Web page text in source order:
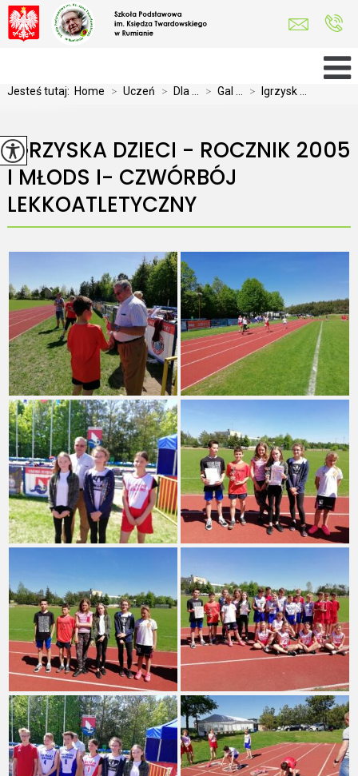
Jesteś tutaj: Home > Uczeń > Dla ... > Gal ... > Igrzysk ...
IGRZYSKA DZIECI - ROCZNIK 2005
I MŁODS I- CZWÓRBÓJ
LEKKOATLETYCZNY